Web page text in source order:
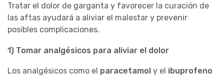
Tratar el dolor de garganta y favorecer la curación de
las aftas ayudará a aliviar el malestar y prevenir
posibles complicaciones.
1) Tomar analgésicos para aliviar el dolor
Los analgésicos como el paracetamol y el ibuprofeno